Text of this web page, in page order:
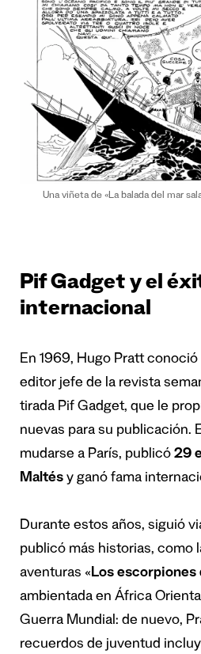
Una viñeta de «La balada del mar
Pif Gadget y el
internacional
En 1969, Hugo Pratt conoció
editor jefe de la revista
tirada Pif Gadget, que le
nuevas para su publicación.
mudarse a París, publicó 29
Maltés y ganó fama
Durante estos años, siguió
publicó más historias, como
aventuras «Los
ambientada en África
Guerra Mundial: de nuevo,
recuerdos de juventud